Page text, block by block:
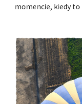
momencie, kiedy to